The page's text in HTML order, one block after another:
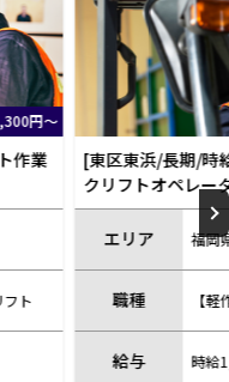
時給 1,400円～
蔵倉庫内フォー
フォークリフト
[北九
フォー
エリ
職
給